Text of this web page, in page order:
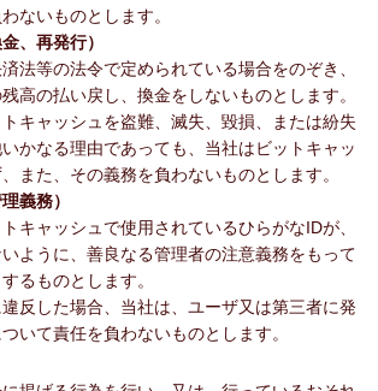
ないものとします。
、再発行）
法等の法令で定められている場合をのぞき、
高の払い戻し、換金をしないものとします。
キャッシュを盗難、滅失、毀損、または紛失
かなる理由であっても、当社はビットキャッ
また、その義務を負わないものとします。
義務）
キャッシュで使用されているひらがなIDが、
ように、善良なる管理者の注意義務をもって
るものとします。
反した場合、当社は、ユーザ又は第三者に発
いて責任を負わないものとします。